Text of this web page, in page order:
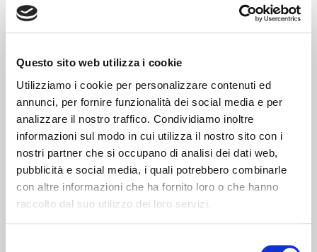
Questo sito web utilizza i cookie
Utilizziamo i cookie per personalizzare contenuti ed
annunci, per fornire funzionalità dei social media e per
analizzare il nostro traffico. Condividiamo inoltre
informazioni sul modo in cui utilizza il nostro sito con i
nostri partner che si occupano di analisi dei dati web,
pubblicità e social media, i quali potrebbero combinarle
con altre informazioni che ha fornito loro o che hanno
raccolto dal suo utilizzo dei loro servizi.
credito, inclusa la preparazione della
documentazione di volta in volta richiesta
Adempimenti con le autorità Italiane anche in
Consulenza del lavoro e adempimenti con gli enti
preposti (Trasferta, Distacco, Trasferimento)
Consulenza IVA internazionale e gestione delle
relative problematiche
Ristrutturazioni aziendali